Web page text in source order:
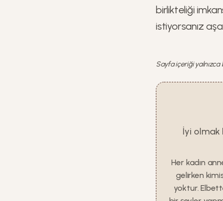
birlikteliği
istiyorsanız
Sayfa içeriği yalnızca
İyi olmak
Her kadın
gelirken
yoktur.